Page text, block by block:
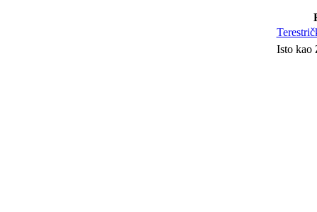
Isto kao